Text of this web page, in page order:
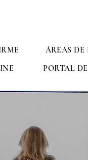
ÁREAS
PORTAL